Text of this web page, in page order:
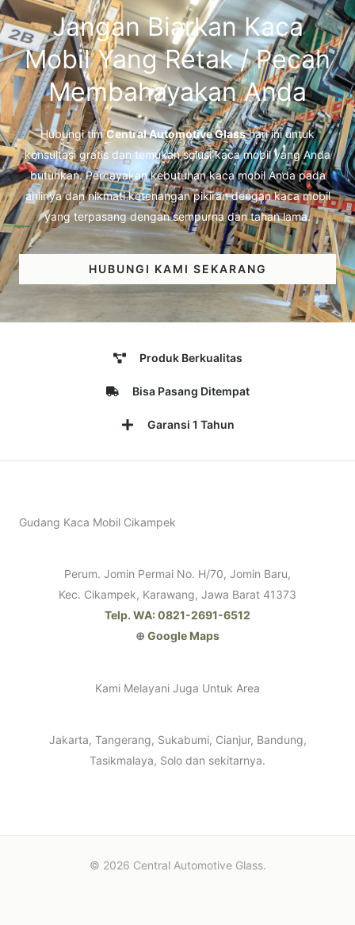
Jangan Biarkan Kaca
Mobil Yang Retak / Pecah
Membahayakan Anda
Hubungi timCentral Automotive Glasshari ini untuk
konsultasi gratis dan temukan solusi kaca mobil yang Anda
butuhkan. Percayakan kebutuhan kaca mobil Anda pada
ahlinya dan nikmati ketenangan pikiran dengan kaca mobil
yang terpasang dengan sempurna dan tahan lama.
HUBUNGI KAMI SEKARANG
Produk Berkualitas
Bisa Pasang Ditempat
Garansi 1 Tahun
Gudang Kaca Mobil Cikampek
Perum. Jomin Permai No. H/70, Jomin Baru,
Kec. Cikampek, Karawang, Jawa Barat 41373
Telp. WA: 0821-2691-6512
⊕ Google Maps
Kami Melayani Juga Untuk Area
Jakarta, Tangerang, Sukabumi, Cianjur, Bandung,
Tasikmalaya, Solo dan sekitarnya.
© 2026 Central Automotive Glass.